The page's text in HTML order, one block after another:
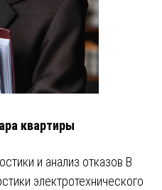
квартиры
и анализ отказов В
электротехнического